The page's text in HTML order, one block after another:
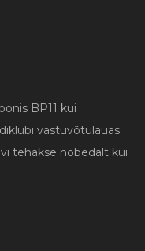
BP11 kui
vastuvõtulauas.
tehakse nobedalt kui